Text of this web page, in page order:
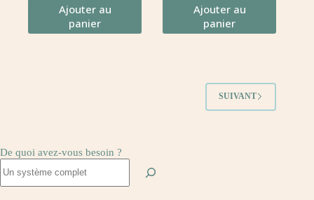
Ajouter au
panier
Ajouter au
panier
SUIVANT
De quoi avez-vous besoin ?